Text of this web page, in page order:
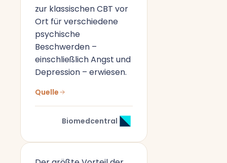
zur klassischen CBT vor
Ort für verschiedene
psychische
Beschwerden –
einschließlich Angst und
Depression – erwiesen.
Quelle
Biomedcentral